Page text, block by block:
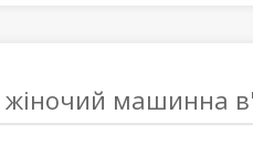
машинна